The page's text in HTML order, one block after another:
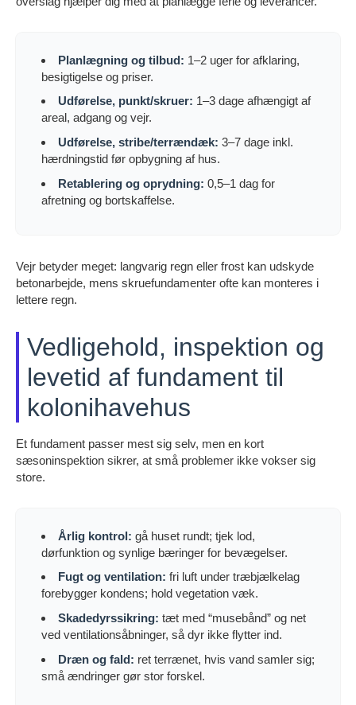
Planlægning og tilbud: 1–2 uger for afklaring,
besigtigelse og priser.
Udførelse, punkt/skruer: 1–3 dage afhængigt af
areal, adgang og vejr.
Udførelse, stribe/terrændæk: 3–7 dage inkl.
hærdningstid før opbygning af hus.
Retablering og oprydning: 0,5–1 dag for
afretning og bortskaffelse.
Vejr betyder meget: langvarig regn eller frost kan udskyde
betonarbejde, mens skruefundamenter ofte kan monteres i
lettere regn.
Vedligehold, inspektion og
levetid af fundament til
kolonihavehus
Et fundament passer mest sig selv, men en kort
sæsoninspektion sikrer, at små problemer ikke vokser sig
store.
Årlig kontrol: gå huset rundt; tjek lod,
dørfunktion og synlige bæringer for bevægelser.
Fugt og ventilation: fri luft under træbjælkelag
forebygger kondens; hold vegetation væk.
Skadedyrssikring: tæt med “musebånd” og net
ved ventilationsåbninger, så dyr ikke flytter ind.
Dræn og fald: ret terrænet, hvis vand samler sig;
små ændringer gør stor forskel.